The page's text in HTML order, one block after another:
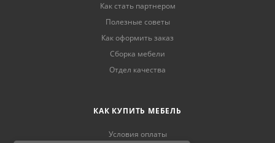
Как стать партнером
Полезные советы
Как оформить заказ
Сборка мебели
Отдел качества
КАК КУПИТЬ МЕБЕЛЬ
Условия оплаты